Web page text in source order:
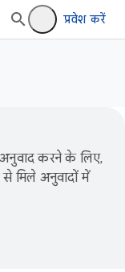
प्रवेश करें
करने के लिए,
मिले अनुवादों में